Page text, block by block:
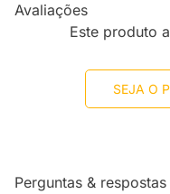
Avaliações
Este produto
SEJA O
Perguntas & respostas